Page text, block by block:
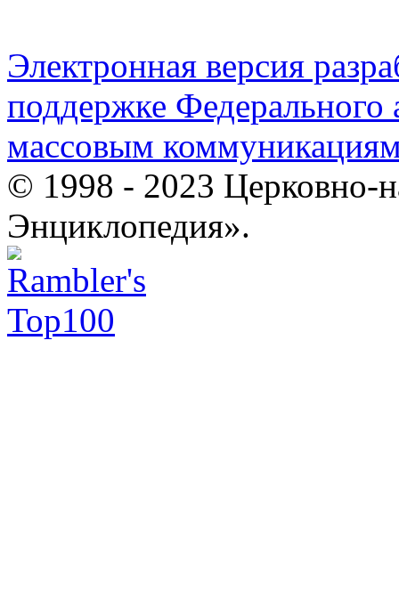
Электронная версия
поддержке Федерального
массовым
© 1998 - 2023 Церковно-
Энциклопедия».